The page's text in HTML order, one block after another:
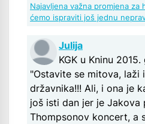
Najavljena važna promjena za
ćemo ispraviti još jednu
Julija
KGK u Kninu
"Ostavite se mitova, laži
državnika!!! Ali, i ona je
još isti dan jer je Jakova
Thompsonov koncert, a